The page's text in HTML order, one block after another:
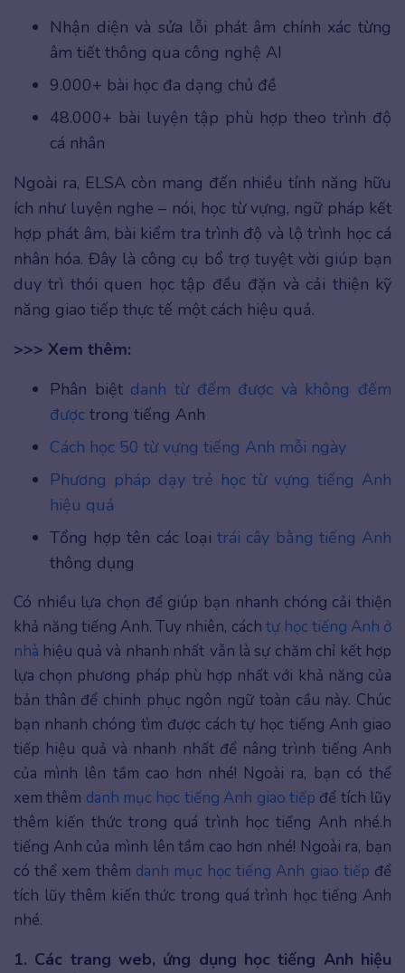
Nhận diện và sửa lỗi phát âm chính xác từng
âm tiết thông qua công nghệ AI
9.000+ bài học đa dạng chủ đề
48.000+ bài luyện tập phù hợp theo trình độ
cá nhân
Ngoài ra, ELSA còn mang đến nhiều tính năng hữu
ích như luyện nghe – nói, học từ vựng, ngữ pháp kết
hợp phát âm, bài kiểm tra trình độ và lộ trình học cá
nhân hóa. Đây là công cụ bổ trợ tuyệt vời giúp bạn
duy trì thói quen học tập đều đặn và cải thiện kỹ
năng giao tiếp thực tế một cách hiệu quả.
>>> Xem thêm:
Phân biệtdanh từ đếm được và không đếm
được trong tiếng Anh
Cách học 50 từ vựng tiếng Anh mỗi ngày
Phương pháp dạy trẻ học từ vựng tiếng Anh
hiệu quả
Tổng hợp tên các loại trái cây bằng tiếng Anh
thông dụng
Có nhiều lựa chọn để giúp bạn nhanh chóng cải thiện
khả năng tiếng Anh. Tuy nhiên, cách tự học tiếng Anh ở
nhà hiệu quả và nhanh nhất vẫn là sự chăm chỉ kết hợp
lựa chọn phương pháp phù hợp nhất với khả năng của
bản thân để chinh phục ngôn ngữ toàn cầu này. Chúc
bạn nhanh chóng tìm được cách tự học tiếng Anh giao
tiếp hiệu quả và nhanh nhất để nâng trình tiếng Anh
của mình lên tầm cao hơn nhé! Ngoài ra, bạn có thể
xem thêm danh mục học tiếng Anh giao tiếp để tích lũy
thêm kiến thức trong quá trình học tiếng Anh nhé.h
tiếng Anh của mình lên tầm cao hơn nhé! Ngoài ra, bạn
có thể xem thêm danh mục học tiếng Anh giao tiếp để
tích lũy thêm kiến thức trong quá trình học tiếng Anh
nhé.
1. Các trang web, ứng dụng học tiếng Anh hiệu